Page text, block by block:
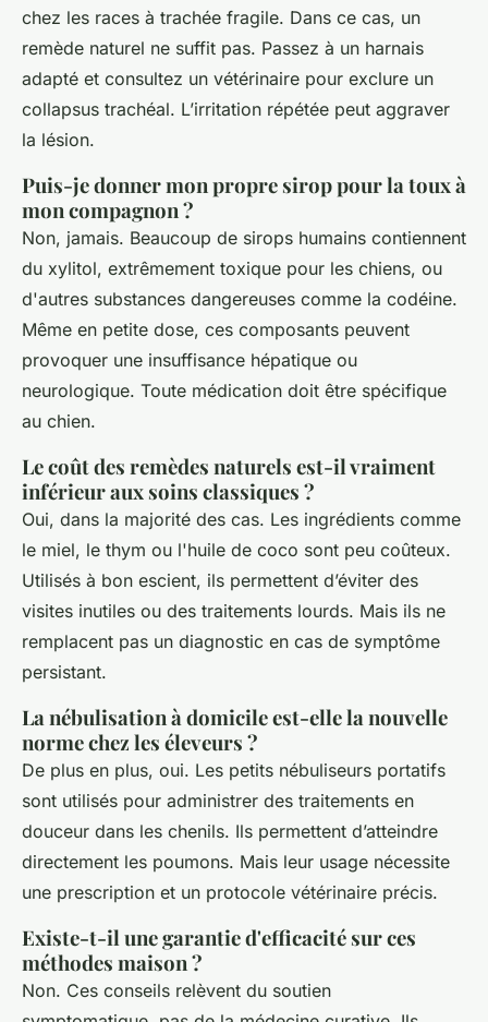
chez les races à trachée fragile. Dans ce cas, un
remède naturel ne suffit pas. Passez à un harnais
adapté et consultez un vétérinaire pour exclure un
collapsus trachéal. L’irritation répétée peut aggraver
la lésion.
Puis-je donner mon propre sirop pour la toux à
mon compagnon ?
Non, jamais. Beaucoup de sirops humains contiennent
du xylitol, extrêmement toxique pour les chiens, ou
d'autres substances dangereuses comme la codéine.
Même en petite dose, ces composants peuvent
provoquer une insuffisance hépatique ou
neurologique. Toute médication doit être spécifique
au chien.
Le coût des remèdes naturels est-il vraiment
inférieur aux soins classiques ?
Oui, dans la majorité des cas. Les ingrédients comme
le miel, le thym ou l'huile de coco sont peu coûteux.
Utilisés à bon escient, ils permettent d’éviter des
visites inutiles ou des traitements lourds. Mais ils ne
remplacent pas un diagnostic en cas de symptôme
persistant.
La nébulisation à domicile est-elle la nouvelle
norme chez les éleveurs ?
De plus en plus, oui. Les petits nébuliseurs portatifs
sont utilisés pour administrer des traitements en
douceur dans les chenils. Ils permettent d’atteindre
directement les poumons. Mais leur usage nécessite
une prescription et un protocole vétérinaire précis.
Existe-t-il une garantie d'efficacité sur ces
méthodes maison ?
Non. Ces conseils relèvent du soutien